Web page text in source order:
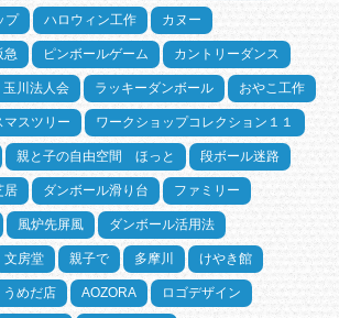
プ ハロウィン工作 カヌー
急 ピンボールゲーム カントリーダンス
玉川法人会 ラッキーダンボール おやこ工作
マスツリー ワークショップコレクション１１
親と子の自由空間 ほっと 段ボール迷路
居 ダンボール滑り台 ファミリー
風炉先屏風 ダンボール活用法
文房堂 親子で 多摩川 けやき館
うめだ店 AOZORA ロゴデザイン